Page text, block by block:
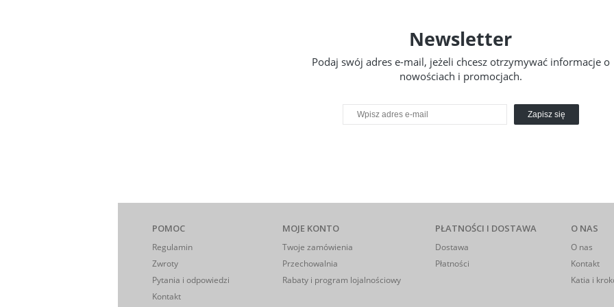
Newsletter
Podaj swój adres e-mail, jeżeli chcesz otrzymywać informacje o
nowościach i promocjach.
Zapisz się
POMOC
Regulamin
Zwroty
Pytania i odpowiedzi
Kontakt
MOJE KONTO
Twoje zamówienia
Przechowalnia
Rabaty i program lojalnościowy
PŁATNOŚCI I DOSTAWA
Dostawa
Płatności
O NAS
O nas
Kontakt
Katia i